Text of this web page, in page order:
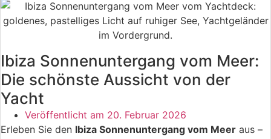
Teamevents auf dem Mittelmeer. Ihr ultimativer Guide für
Segelabenteuer in Valenciamit allen wichtigen
Informationen, Tipps und Angeboten.
Ibiza Sonnenuntergang vom Meer:
Die schönste Aussicht von der
Yacht
Veröffentlicht am 20. Februar 2026
Erleben Sie den Ibiza Sonnenuntergang vom Meer aus –